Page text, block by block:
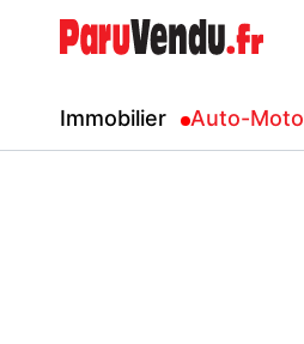
Immobilier Auto-Moto